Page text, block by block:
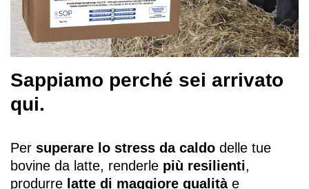
Sappiamo perché sei arrivato
qui.
Per superare lo stress da caldo delle tue
bovine da latte, renderle più resilienti,
produrre latte di maggiore qualitàe